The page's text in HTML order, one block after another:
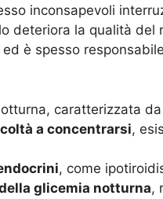
inconsapevoli
deteriora la qualità del
ed è spesso
caratterizzata
a concentrarsi,
, come
glicemia notturna,